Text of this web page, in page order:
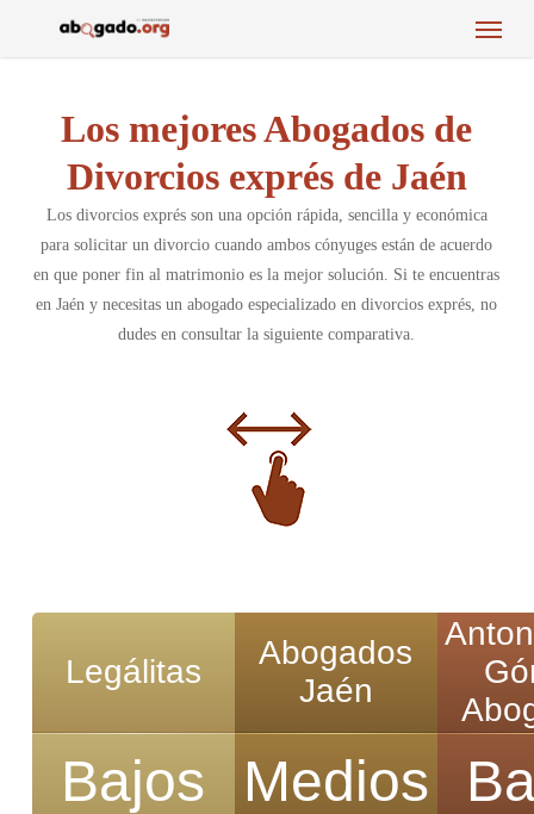
Menu
Los mejores Abogados de
Divorcios exprés de Jaén
Los divorcios exprés son una opción rápida, sencilla y económica
para solicitar un divorcio cuando ambos cónyuges están de acuerdo
en que poner fin al matrimonio es la mejor solución. Si te encuentras
en Jaén y necesitas un abogado especializado en divorcios exprés, no
dudes en consultar la siguiente comparativa.
Legálitas
Bajos
Abogados
Jaén
Medios